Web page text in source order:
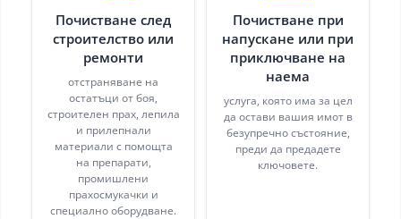
Почистване след
строителство или
ремонти
отстраняване на
остатъци от боя,
строителен прах, лепила
и прилепнали
материали с помощта
на препарати,
промишлени
прахосмукачки и
специално оборудване.
Почистване при
напускане или при
приключване на
наема
услуга, която има за цел
да остави вашия имот в
безупречно състояние,
преди да предадете
ключовете.